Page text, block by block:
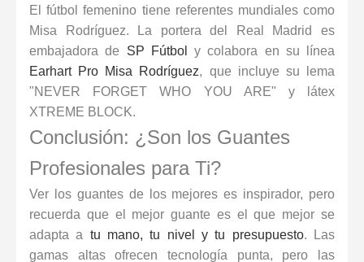
El fútbol femenino tiene referentes mundiales como
Misa Rodríguez. La portera del Real Madrid es
embajadora de SP Fútbol
y colabora en su línea
Earhart Pro Misa Rodríguez, que incluye su lema
"NEVER FORGET WHO YOU ARE" y látex
XTREME BLOCK.
Conclusión: ¿Son los Guantes
Profesionales para Ti?
Ver los guantes de los mejores es inspirador, pero
recuerda que el mejor guante es el que mejor se
adapta a tu mano, tu nivel y tu presupuesto. Las
gamas altas ofrecen tecnología punta, pero las